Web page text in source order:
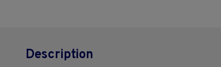
Description